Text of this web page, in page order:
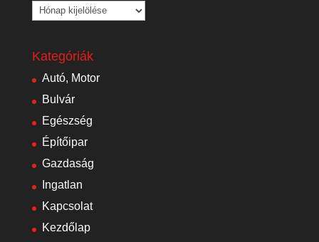
Archívum
Kategóriák
Autó, Motor
Bulvár
Egészség
Építőipar
Gazdaság
Ingatlan
Kapcsolat
Kezdőlap